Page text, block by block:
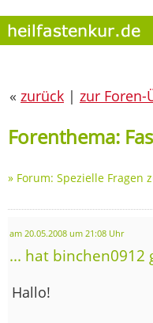
« zurück | zur Foren-
Forenthema:
» Forum: Spezielle Fragen
am 20.05.2008 um 21:08 Uhr
... hat binchen0912
Hallo!